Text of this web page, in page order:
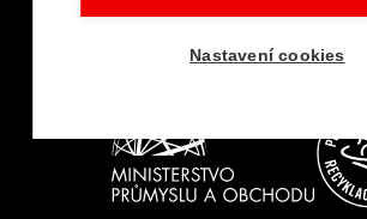
Nastavení cookies